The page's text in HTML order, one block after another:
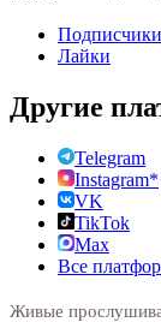
Подписчики
Лайки
Другие
Telegram
Instagram*
VK
TikTok
Max
Все
Живые